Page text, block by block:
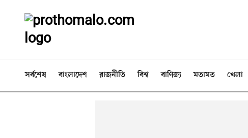
সর্বশেষ বাংলাদেশ রাজনীতি বিশ্ব বাণিজ্য মতামত খেলা